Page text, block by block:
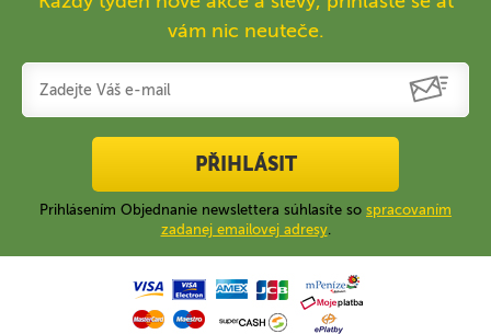
vám nic neuteče.
PŘIHLÁSIT
Prihlásením Objednanie newslettera súhlasíte so spracovaním
zadanej emailovej adresy.